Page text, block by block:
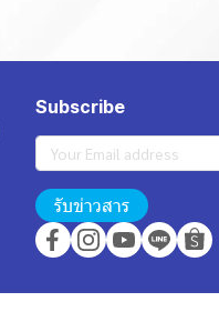
Subscribe
รับข่าวสาร